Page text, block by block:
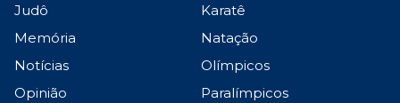
Judô
Karatê
Memória
Natação
Notícias
Olímpicos
Opinião
Paralímpicos